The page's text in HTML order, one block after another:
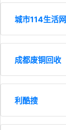
城市114生活网
成都废铜回收
利酷搜